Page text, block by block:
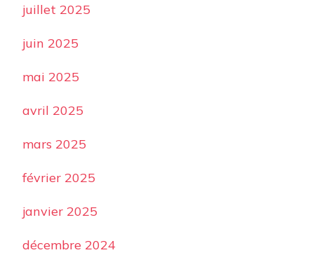
juillet 2025
juin 2025
mai 2025
avril 2025
mars 2025
février 2025
janvier 2025
décembre 2024